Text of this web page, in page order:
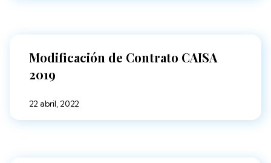
Modificación de Contrato CAISA
2019
22 abril, 2022